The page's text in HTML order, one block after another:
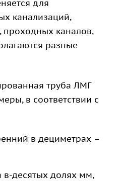
для
канализаций,
каналов,
разные
труба ЛМГ
в соответствии с
в дециметрах –
в-десятых долях мм,